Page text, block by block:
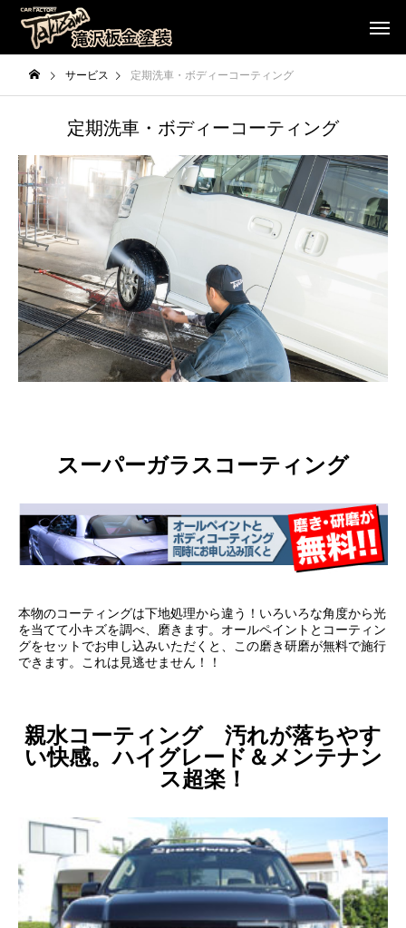
サービス 定期洗車・ボディーコーティング
定期洗車・ボディーコーティング
スーパーガラスコーティング
本物のコーティングは下地処理から違う！いろいろな角度から光
を当てて小キズを調べ、磨きます。オールペイントとコーティン
グをセットでお申し込みいただくと、この磨き研磨が無料で施行
できます。これは見逃せません！！
親水コーティング 汚れが落ちやす
い快感。ハイグレード＆メンテナン
ス超楽！